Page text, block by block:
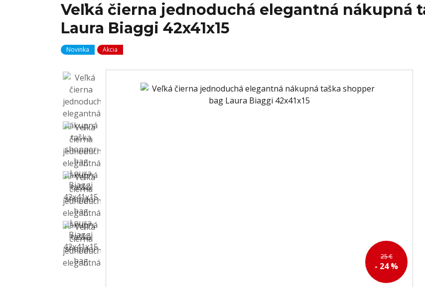
Veľká čierna jednoduchá elegantná nákupná
Laura Biaggi 42x41x15
Novinka Akcia
25 €
- 24 %